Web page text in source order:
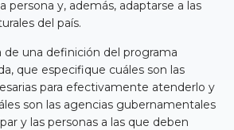
persona y, además, adaptarse a las
del país.
de una definición del programa
que especifique cuáles son las
para efectivamente atenderlo y
son las agencias gubernamentales
y las personas a las que deben